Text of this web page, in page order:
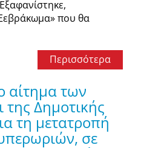
που θα
Περισσότερα
αίτημα των
της Δημοτικής
τη μετατροπή
σε